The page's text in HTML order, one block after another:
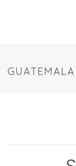
GUATEMALA